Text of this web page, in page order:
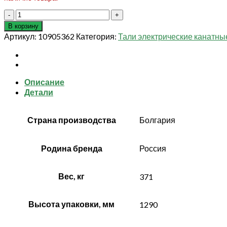
Количество
товара
Таль
электрическая
г/
п
т
Н
13Т10276
В корзину
Артикул: 10905362 Категория: Тали электрические
Описание
Детали
Страна производства Болгария
Родина бренда Россия
Вес, кг 371
Высота упаковки, мм 1290